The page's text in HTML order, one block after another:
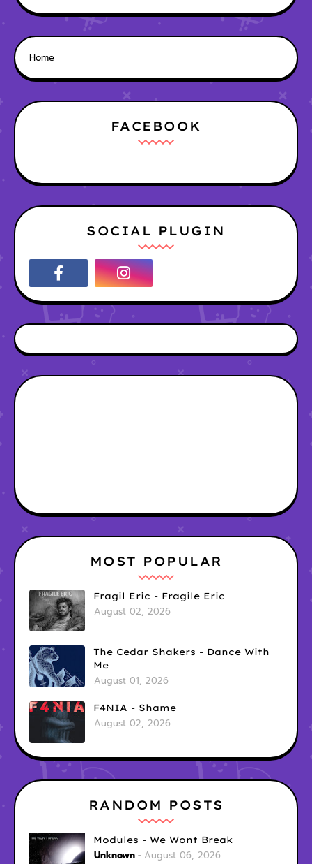
Home
FACEBOOK
SOCIAL PLUGIN
MOST POPULAR
Fragil Eric - Fragile Eric
August 02, 2026
The Cedar Shakers - Dance With
Me
August 01, 2026
F4NIA - Shame
August 02, 2026
RANDOM POSTS
Modules - We Wont Break
Unknown August 06, 2026